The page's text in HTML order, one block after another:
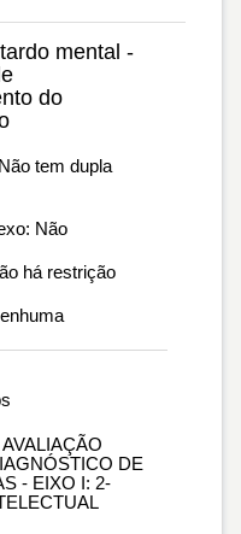
mental -
do
tem dupla
Não
há restrição
DE
- EIXO I: 2-